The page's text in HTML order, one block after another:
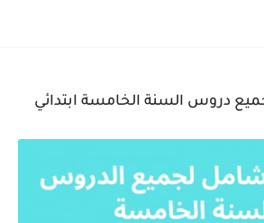
دروس السنة الخامسة ابتدائي